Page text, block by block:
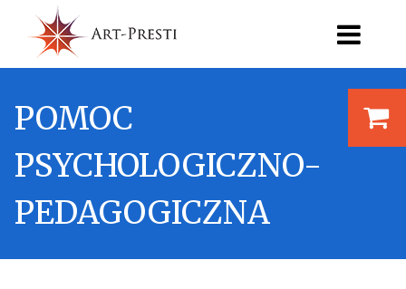
POMOC
PSYCHOLOGICZNO-
PEDAGOGICZNA